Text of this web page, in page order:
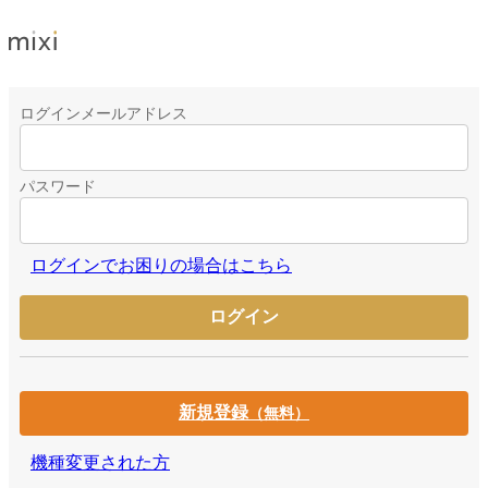
ログインメールアドレス
パスワード
ログインでお困りの場合はこちら
新規登録（無料）
機種変更された方